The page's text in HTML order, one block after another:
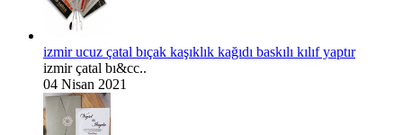
izmir ucuz çatal bıçak kaşıklık kağıdı baskılı kılıf yaptır
izmir çatal bı&cc..
04 Nisan 2021